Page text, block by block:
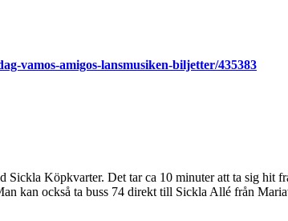
vamos-amigos-lansmusiken-biljetter/435383
Köpkvarter. Det tar ca 10 minuter att ta sig hit
kan också ta buss 74 direkt till Sickla Allé från